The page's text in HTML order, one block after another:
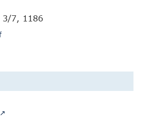
3/7, 1186